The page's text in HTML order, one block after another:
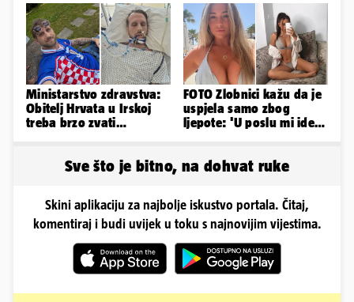
obline...
Ministarstvo zdravstva:
Obitelj Hrvata u Irskoj
treba brzo zvati
FOTO Zlobnici kažu da je
uspjela samo zbog
ljepote: 'U poslu mi ide
Sve što je bitno, na dohvat ruke
Skini aplikaciju za najbolje iskustvo portala. Čitaj,
komentiraj i budi uvijek u toku s najnovijim vijestima.